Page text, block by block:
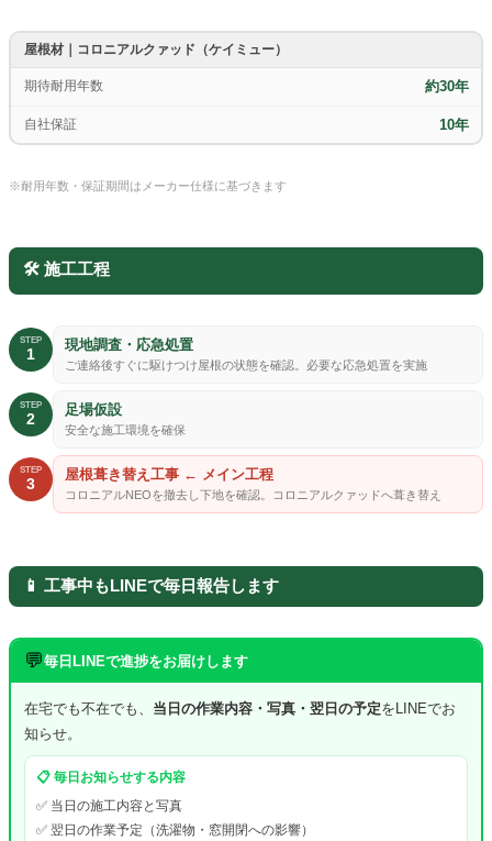
屋根材｜コロニアルクァッド（ケイミュー）
期待耐用年数 約30年
自社保証 10年
※耐用年数・保証期間はメーカー仕様に基づきます
🛠️ 施工工程
STEP
1
現地調査・応急処置
ご連絡後すぐに駆けつけ屋根の状態を確認。必要な応急処置を実施
STEP
2
足場仮設
安全な施工環境を確保
STEP
3
屋根葺き替え工事 ← メイン工程
コロニアルNEOを撤去し下地を確認。コロニアルクァッドへ葺き替え
📱 工事中もLINEで毎日報告します
💬毎日LINEで進捗をお届けします
在宅でも不在でも、 当日の作業内容・写真・翌日の予定をLINEでお
知らせ。
📋 毎日お知らせする内容
✅ 当日の施工内容と写真
✅ 翌日の作業予定（洗濯物・窓開閉への影響）